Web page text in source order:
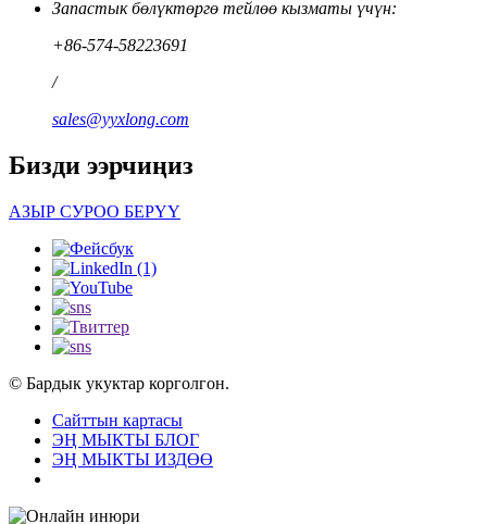
Запастык бөлүктөргө тейлөө кызматы үчүн:
+86-574-58223691
/
sales@yyxlong.com
Бизди ээрчиңиз
АЗЫР СУРОО БЕРҮҮ
© Бардык укуктар корголгон.
Сайттын картасы
ЭҢ МЫКТЫ БЛОГ
ЭҢ МЫКТЫ ИЗДӨӨ